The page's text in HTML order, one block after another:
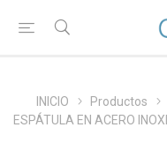
INICIO Productos
ESPÁTULA EN ACERO